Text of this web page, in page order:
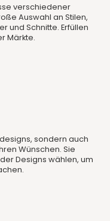
verschiedener
Auswahl an Stilen,
und Schnitte. Erfüllen
Märkte.
sondern auch
Wünschen. Sie
Designs wählen, um